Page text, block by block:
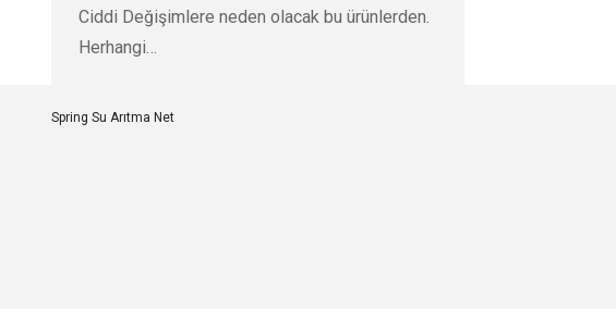
Ciddi Değişimlere neden olacak bu ürünlerden.
Herhangi…
Spring Su Arıtma Net